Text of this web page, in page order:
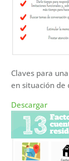
Claves para
en situación de
Descargar